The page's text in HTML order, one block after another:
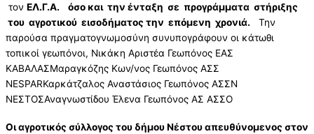
τον ΕΛ.Γ.Α. όσο και την ένταξη σε προγράμματα στήριξης
του αγροτικού εισοδήματος την επόμενη χρονιά. Την
παρούσα πραγματογνωμοσύνη συνυπογράφουν οι κάτωθι
τοπικοί γεωπόνοι, Νικάκη Αριστέα Γεωπόνος ΕΑΣ
ΚΑΒΑΛΑΣΜαραγκόζης Κων/νος Γεωπόνος ΑΣΣ
NESPARΚαρκάτζαλος Αναστάσιος Γεωπόνος ΑΣΣΝ
ΝΕΣΤΟΣΑναγνωστίδου Έλενα Γεωπόνος ΑΣ ΑΣΣΟ
Οι αγροτικός σύλλογος του δήμου Νέστου απευθύνομενος στον